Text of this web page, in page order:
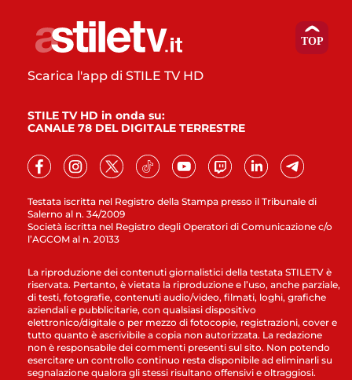
Testata iscritta nel Registro della Stampa presso il Tribunale di
Salerno al n. 34/2009
Società iscritta nel Registro degli Operatori di Comunicazione c/o
l’AGCOM al n. 20133
Scarica l'app di STILE TV HD
STILE TV HD in onda su:
CANALE 78 DEL DIGITALE TERRESTRE
La riproduzione dei contenuti giornalistici della testata STILETV è
riservata. Pertanto, è vietata la riproduzione e l’uso, anche parziale,
di testi, fotografie, contenuti audio/video, filmati, loghi, grafiche
aziendali e pubblicitarie, con qualsiasi dispositivo
elettronico/digitale o per mezzo di fotocopie, registrazioni, cover e
tutto quanto è ascrivibile a copia non autorizzata. La redazione
non è responsabile dei commenti presenti sul sito. Non potendo
esercitare un controllo continuo resta disponibile ad eliminarli su
segnalazione qualora gli stessi risultano offensivi e oltraggiosi.